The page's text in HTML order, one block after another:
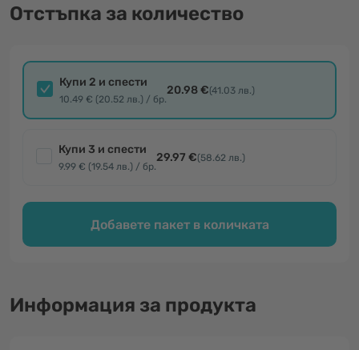
Отстъпка за количество
Купи 2 и спести
10.49 € (20.52 лв.) / бр.
20.98 €(41.03 лв.)
Купи 3 и спести
9.99 € (19.54 лв.) / бр.
29.97 €(58.62 лв.)
Добавете пакет в количката
Информация за продукта